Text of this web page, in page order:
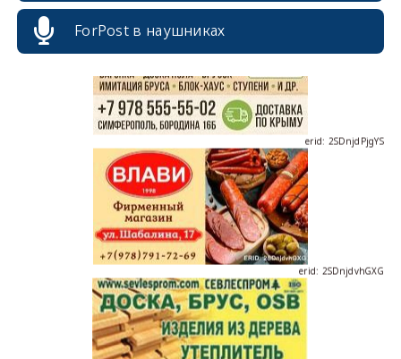
ForPost в наушниках
erid: 2SDnjdPjgYS
erid: 2SDnjdvhGXG